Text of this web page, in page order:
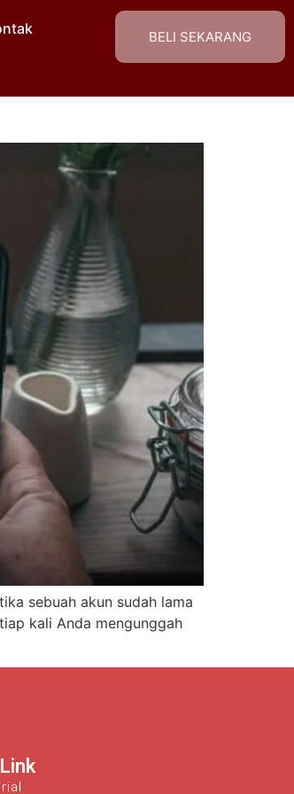
BELI SEKARANG
sebuah akun sudah lama
kali Anda mengunggah